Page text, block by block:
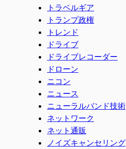
トラベルギア
トランプ政権
トレンド
ドライブ
ドライブレコーダー
ドローン
ニコン
ニュース
ニューラルバンド技術
ネットワーク
ネット通販
ノイズキャンセリング